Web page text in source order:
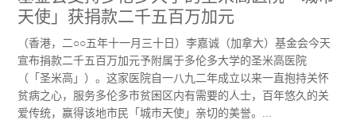
天使」获捐款二千五百万加元
（香港，二○○五年十一月三十日）李嘉诚（加拿大）基金会今天
宣布捐款二千五百万加元予附属于多伦多大学的圣米高医院
（「圣米高」）。这家医院自一八九二年成立以来一直抱持关怀
贫病之心，服务多伦多市贫困区内有需要的人士，百年悠久的关
爱传统，赢得该地市民「城市天使」亲切的美誉。...